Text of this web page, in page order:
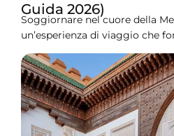
Guida 2026)
Soggiornare nel cuore della
un’esperienza di viaggio che
vita locale vibrante. La
murata, un labirinto di vicoli
antichi palazzi, caffè sui tetti e
visitatori che cercano hotel